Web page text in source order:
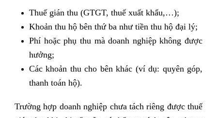
Thuế gián thu (GTGT, thuế xuất khẩu,…);
Khoản thu hộ bên thứ ba như tiền thu hộ đại lý;
Phí hoặc phụ thu mà doanh nghiệp không được
hưởng;
Các khoản thu cho bên khác (ví dụ: quyên góp,
thanh toán hộ).
Trường hợp doanh nghiệp chưa tách riêng được thuế